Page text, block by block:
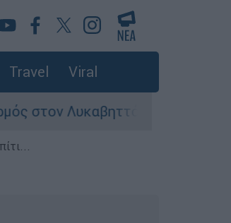
Travel Viral
Λυκαβηττό: Σορός σε